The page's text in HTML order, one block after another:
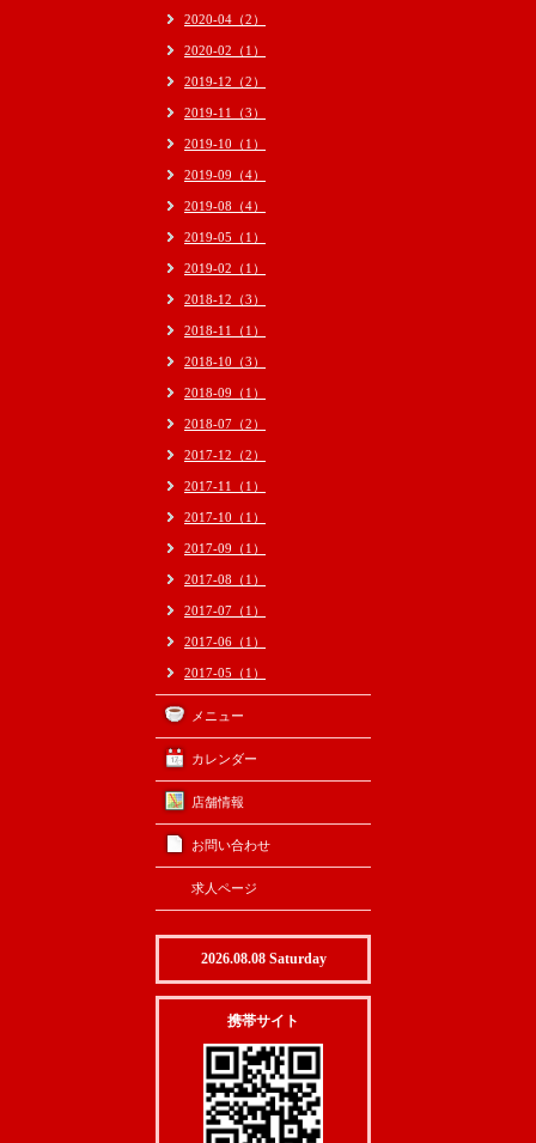
2020-04（2）
2020-02（1）
2019-12（2）
2019-11（3）
2019-10（1）
2019-09（4）
2019-08（4）
2019-05（1）
2019-02（1）
2018-12（3）
2018-11（1）
2018-10（3）
2018-09（1）
2018-07（2）
2017-12（2）
2017-11（1）
2017-10（1）
2017-09（1）
2017-08（1）
2017-07（1）
2017-06（1）
2017-05（1）
メニュー
カレンダー
店舗情報
お問い合わせ
求人ページ
2026.08.08 Saturday
携帯サイト